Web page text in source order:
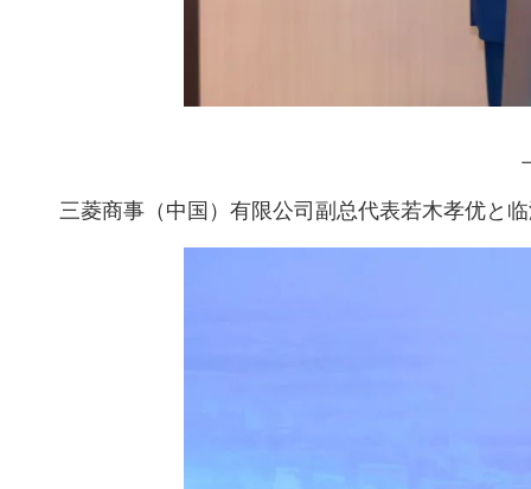
三菱商事（中国）有限公司副总代表若木孝优と